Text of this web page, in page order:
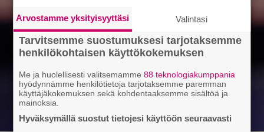
Arvostamme yksityisyyttäsi Valintasi
Tarvitsemme suostumuksesi tarjotaksemme
henkilökohtaisen käyttökokemuksen
Me ja huolellisesti valitsemamme88 teknologiakumppania
hyödynnämme henkilötietoja tarjotaksemme paremman
käyttäjäkokemuksen sekä kohdentaaksemme sisältöä ja
mainoksia.
Hyväksymällä suostut tietojesi käyttöön seuraavasti